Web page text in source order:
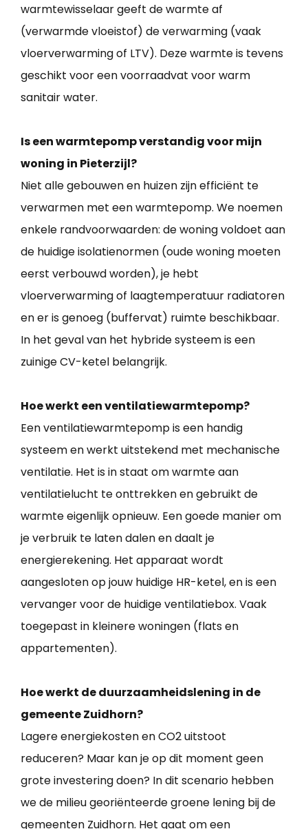
warmtewisselaar geeft de warmte af
(verwarmde vloeistof) de verwarming (vaak
vloerverwarming of LTV). Deze warmte is tevens
geschikt voor een voorraadvat voor warm
sanitair water.
Is een warmtepomp verstandig voor mijn
woning in Pieterzijl?
Niet alle gebouwen en huizen zijn efficiënt te
verwarmen met een warmtepomp. We noemen
enkele randvoorwaarden: de woning voldoet aan
de huidige isolatienormen (oude woning moeten
eerst verbouwd worden), je hebt
vloerverwarming of laagtemperatuur radiatoren
en er is genoeg (buffervat) ruimte beschikbaar.
In het geval van het hybride systeem is een
zuinige CV-ketel belangrijk.
Hoe werkt een ventilatiewarmtepomp?
Een ventilatiewarmtepomp is een handig
systeem en werkt uitstekend met mechanische
ventilatie. Het is in staat om warmte aan
ventilatielucht te onttrekken en gebruikt de
warmte eigenlijk opnieuw. Een goede manier om
je verbruik te laten dalen en daalt je
energierekening. Het apparaat wordt
aangesloten op jouw huidige HR-ketel, en is een
vervanger voor de huidige ventilatiebox. Vaak
toegepast in kleinere woningen (flats en
appartementen).
Hoe werkt de duurzaamheidslening in de
gemeente Zuidhorn?
Lagere energiekosten en CO2 uitstoot
reduceren? Maar kan je op dit moment geen
grote investering doen? In dit scenario hebben
we de milieu georiënteerde groene lening bij de
gemeenten Zuidhorn. Het gaat om een